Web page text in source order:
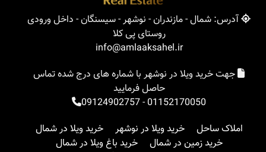
آدرس: شمال - مازندران - نوشهر - سیسنگان - داخل ورودی
روستای پی کلا
info@amlaaksahel.ir
جهت خرید ویلا در نوشهر با شماره های درج شده تماس
حاصل فرمایید
01152170050
-
09124902757
املاک ساحل
خرید ویلا در نوشهر
خرید ویلا در شمال
خرید زمین در شمال
خرید باغ ویلا در شمال